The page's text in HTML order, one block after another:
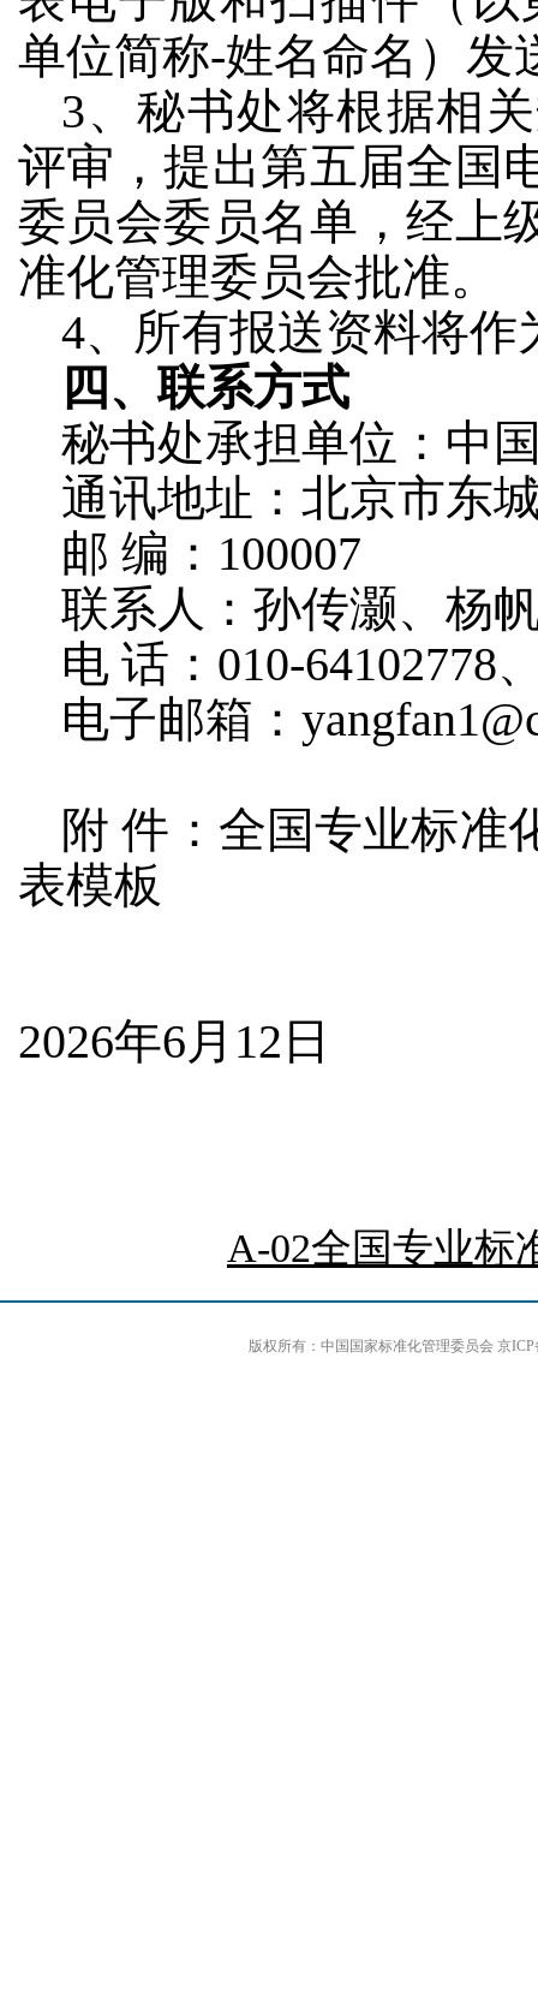
单位简称-姓名命名）发
3、秘书处将根据相
评审，提出第五届全国
委员会委员名单，经上
准化管理委员会批准。
4、所有报送资料将
四、联系方式
秘书处承担单位：中
通讯地址：北京市东
邮 编：100007
联系人：孙传灏、杨
电 话：010-64102778
电子邮箱：
附 件：全国专业标准
表模板
2026年6月12日
A-02全国专业标
版权所有：中国国家标准化管理委员会 京